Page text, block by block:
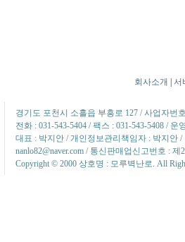
회사소개 서
경기도 포천시 소흘읍 부흥로 127 / 사업자번
전화 : 031-543-5404 / 팩스 : 031-543-5408 / 운
대표 : 박지안 / 개인정보관리책임자 : 박지안 /
nanlo82@naver.com / 통신판매업신고번호 : 제
Copyright © 2000 상호명 : 모루벽난로. All